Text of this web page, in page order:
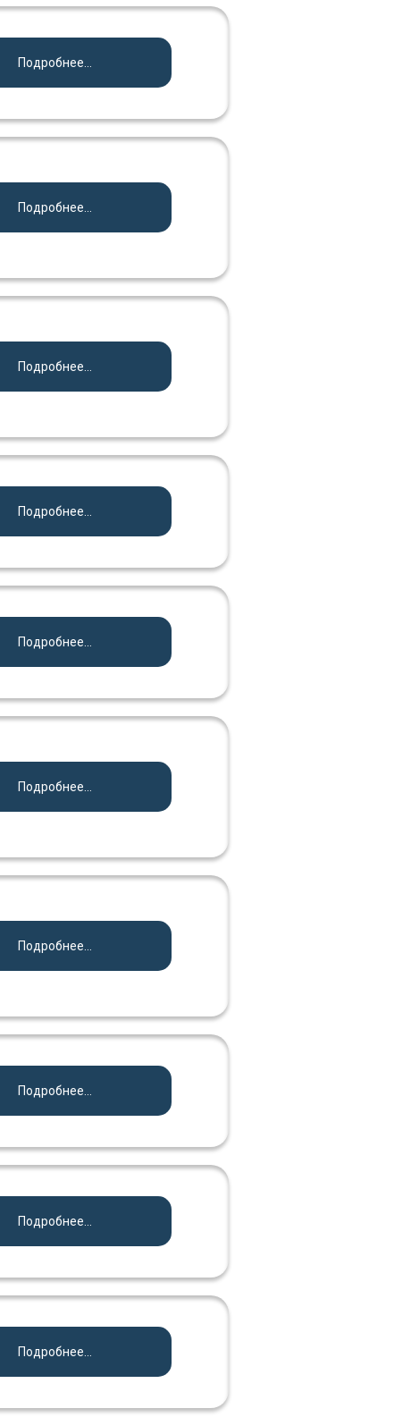
Подробнее...
Подробнее...
Подробнее...
Подробнее...
Подробнее...
Подробнее...
Подробнее...
Подробнее...
Подробнее...
Подробнее...